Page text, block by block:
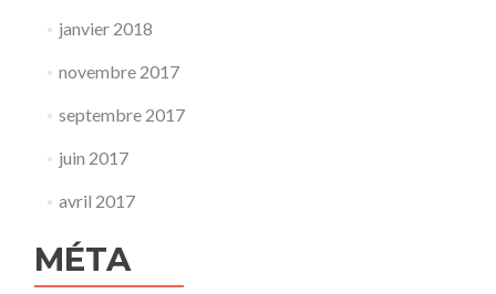
janvier 2018
novembre 2017
septembre 2017
juin 2017
avril 2017
MÉTA